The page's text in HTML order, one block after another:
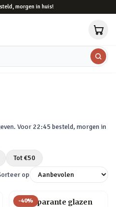
morgen in huis!
Voor 22:45 besteld, morgen in
Tot €50
op
-40%
Transparante glazen